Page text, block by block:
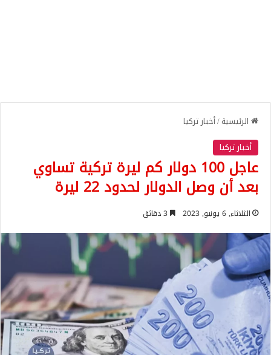
الرئيسية/أخبار تركيا
أخبار تركيا
عاجل 100 دولار كم ليرة تركية تساوي
بعد أن وصل الدولار لحدود 22 ليرة
الثلاثاء, 6 يونيو, 2023